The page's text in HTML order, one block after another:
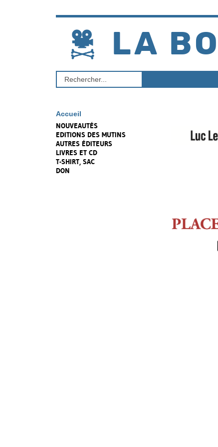
LA
Rechercher
un
Accueil
NOUVEAUTÉS
EDITIONS DES MUTINS
AUTRES ÉDITEURS
LIVRES ET CD
T-SHIRT, SAC
DON